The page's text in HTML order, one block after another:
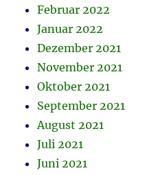
Februar 2022
Januar 2022
Dezember 2021
November 2021
Oktober 2021
September 2021
August 2021
Juli 2021
Juni 2021